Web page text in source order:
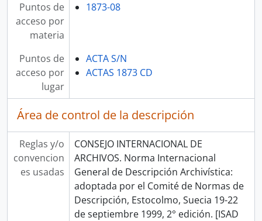
Puntos de
acceso por
materia
1873-08
Puntos de
acceso por
lugar
ACTA S/N
ACTAS 1873 CD
Área de control de la descripción
Reglas y/o
convencion
es usadas
CONSEJO INTERNACIONAL DE
ARCHIVOS. Norma Internacional
General de Descripción Archivística:
adoptada por el Comité de Normas de
Descripción, Estocolmo, Suecia 19-22
de septiembre 1999, 2° edición. [ISAD